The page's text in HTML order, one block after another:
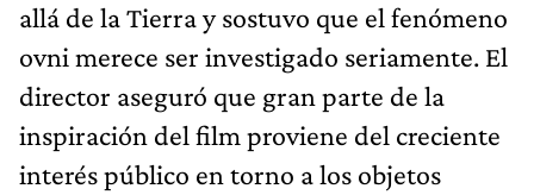
allá de la Tierra y sostuvo que el fenómeno
ovni merece ser investigado seriamente. El
director aseguró que gran parte de la
inspiración del film proviene del creciente
interés público en torno a los objetos